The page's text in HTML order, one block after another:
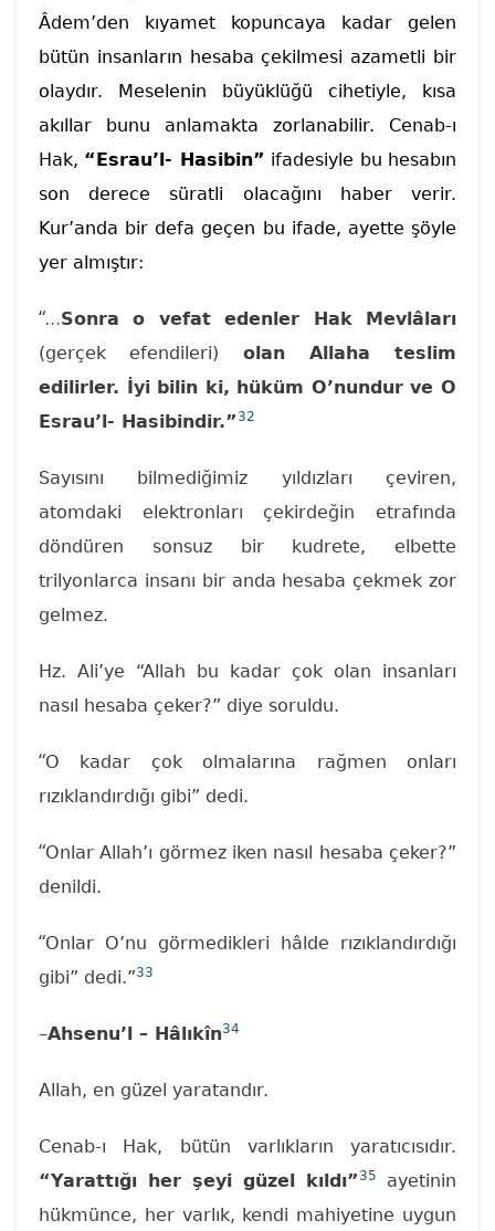
Âdem’den kıyamet kopuncaya kadar gelen
bütün insanların hesaba çekilmesi azametli bir
olaydır. Meselenin büyüklüğü cihetiyle, kısa
akıllar bunu anlamakta zorlanabilir. Cenab-ı
Hak, “Esrau’l- Hasibin” ifadesiyle bu hesabın
son derece süratli olacağını haber verir.
Kur’anda bir defa geçen bu ifade, ayette şöyle
yer almıştır:
“…Sonra o vefat edenler Hak Mevlâları
(gerçek efendileri) olan Allaha teslim
edilirler. İyi bilin ki, hüküm O’nundur ve O
Esrau’l- Hasibindir.” 32
Sayısını bilmediğimiz yıldızları çeviren,
atomdaki elektronları çekirdeğin etrafında
döndüren sonsuz bir kudrete, elbette
trilyonlarca insanı bir anda hesaba çekmek zor
gelmez.
Hz. Ali’ye “Allah bu kadar çok olan insanları
nasıl hesaba çeker?” diye soruldu.
“O kadar çok olmalarına rağmen onları
rızıklandırdığı gibi” dedi.
“Onlar Allah’ı görmez iken nasıl hesaba çeker?”
denildi.
“Onlar O’nu görmedikleri hâlde rızıklandırdığı
gibi” dedi.”33
–Ahsenu’l – Hâlıkîn34
Allah, en güzel yaratandır.
Cenab-ı Hak, bütün varlıkların yaratıcısıdır.
“Yarattığı her şeyi güzel kıldı” 35
ayetinin
hükmünce, her varlık, kendi mahiyetine uygun